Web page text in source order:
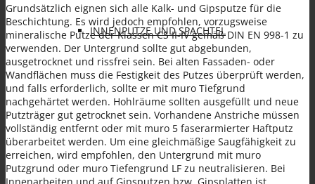
INNENPUTZE UND SPACHTEL
FARBEN
Grundsätzlich eignen sich alle Kalk- und Gipsputze für die
Beschichtung. Es wird jedoch empfohlen, vorzugsweise
mineralische Putze der Klassen CS II-IV gemäß DIN EN 998-1 zu
verwenden. Der Untergrund sollte gut abgebunden,
ausgetrocknet und rissfrei sein. Bei alten Fassaden- oder
Wandflächen muss die Festigkeit des Putzes überprüft werden,
und falls erforderlich, sollte er mit muro Tiefgrund
nachgehärtet werden. Hohlräume sollten ausgefüllt und neue
Putzträger gut getrocknet sein. Vorhandene Anstriche müssen
vollständig entfernt oder mit muro 5 faserarmierter Haftputz
überarbeitet werden. Um eine gleichmäßige Saugfähigkeit zu
erreichen, wird empfohlen, den Untergrund mit muro
Putzgrund oder muro Tiefengrund LF zu neutralisieren. Bei